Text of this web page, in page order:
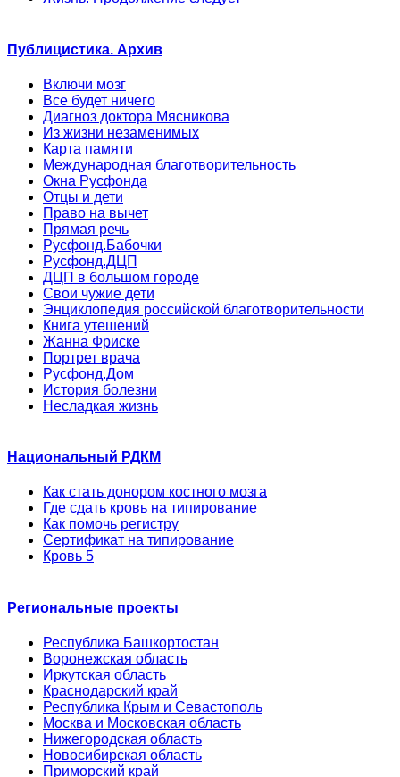
Публицистика. Архив
Включи мозг
Все будет ничего
Диагноз доктора Мясникова
Из жизни незаменимых
Карта памяти
Международная благотворительность
Окна Русфонда
Отцы и дети
Право на вычет
Прямая речь
Русфонд.Бабочки
Русфонд.ДЦП
ДЦП в большом городе
Свои чужие дети
Энциклопедия российской благотворительности
Книга утешений
Жанна Фриске
Портрет врача
Русфонд.Дом
История болезни
Несладкая жизнь
Национальный РДКМ
Как стать донором костного мозга
Где сдать кровь на типирование
Как помочь регистру
Сертификат на типирование
Кровь 5
Региональные проекты
Республика Башкортостан
Воронежская область
Иркутская область
Краснодарский край
Республика Крым и Севастополь
Москва и Московская область
Нижегородская область
Новосибирская область
Приморский край